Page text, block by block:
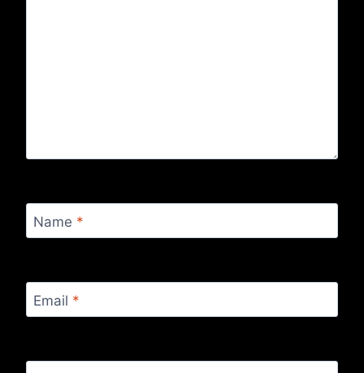
Name *
Email *